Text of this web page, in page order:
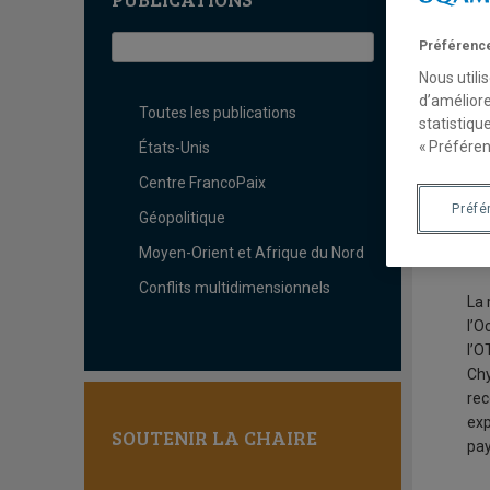
Toutes les publications
États-Unis
Centre FrancoPaix
Géopolitique
Moyen-Orient et Afrique du Nord
Conflits multidimensionnels
SOUTENIR LA CHAIRE
Nous
«